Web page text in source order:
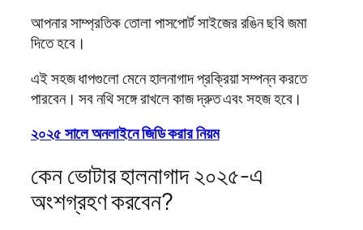
আপনার সাম্প্রতিক তোলা পাসপোর্ট সাইজের রঙিন ছবি জমা
দিতে হবে।
এই সহজ ধাপগুলো মেনে হালনাগাদ প্রক্রিয়া সম্পন্ন করতে
পারবেন। সব নথি সঙ্গে রাখলে কাজ দ্রুত এবং সহজ হবে।
২০২৫ সালে অনলাইনে জিডি করার নিয়ম
কেন ভোটার হালনাগাদ ২০২৫-এ
অংশগ্রহণ করবেন?